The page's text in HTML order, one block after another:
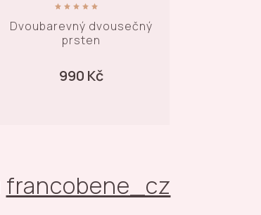
Asymetrický prsten -
pozlacený
890 Kč
francobene_cz